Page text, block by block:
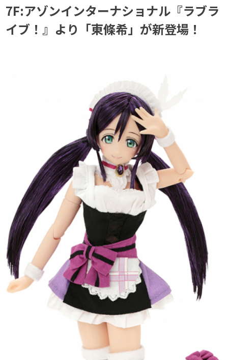
7F:アゾンインターナショナル『ラブラ
イブ！』より「東條希」が新登場！